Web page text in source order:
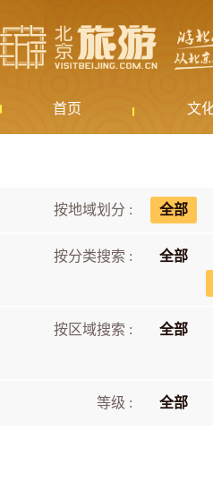
首页 文
按地域划分 : 全部
按分类搜索 : 全部
按区域搜索 : 全部
等级 : 全部